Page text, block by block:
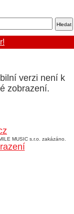
verzi není k
zobrazení.
MUSIC s.r.o. zakázáno.